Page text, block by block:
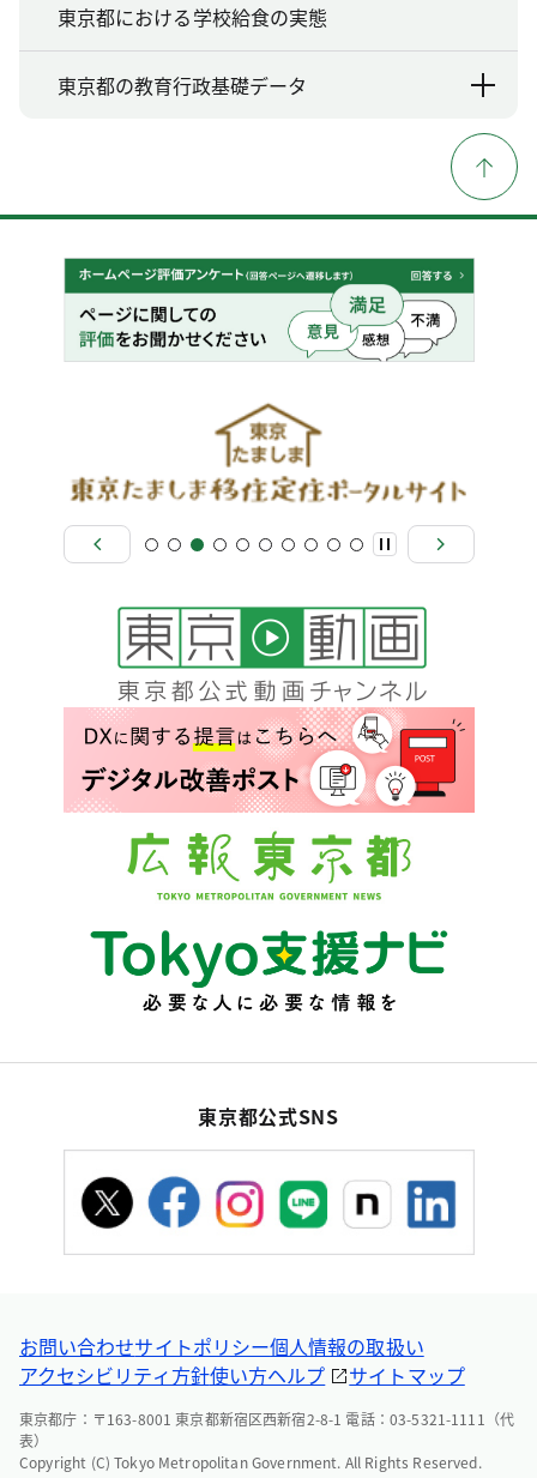
東京都における学校給食の実態
東京都の教育行政基礎データ
東京都公式SNS
お問い合わせサイトポリシー個人情報の取扱い
アクセシビリティ方針使い方ヘルプ サイトマップ
東京都庁：〒163-8001 東京都新宿区西新宿2-8-1 電話：03-5321-1111（代
表）
Copyright (C) Tokyo Metropolitan Government. All Rights Reserved.